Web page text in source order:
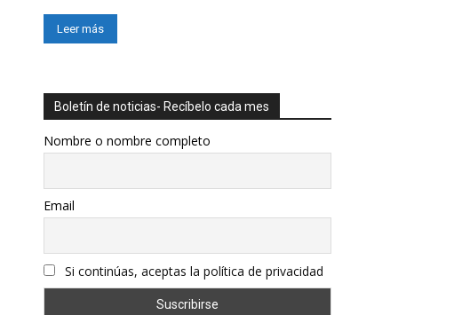
Leer más
Boletín de noticias- Recíbelo cada mes
Nombre o nombre completo
Email
Si continúas, aceptas la política de privacidad